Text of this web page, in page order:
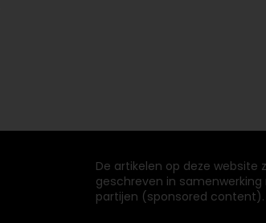
De artikelen op deze website
geschreven in
partijen (sponsored content).